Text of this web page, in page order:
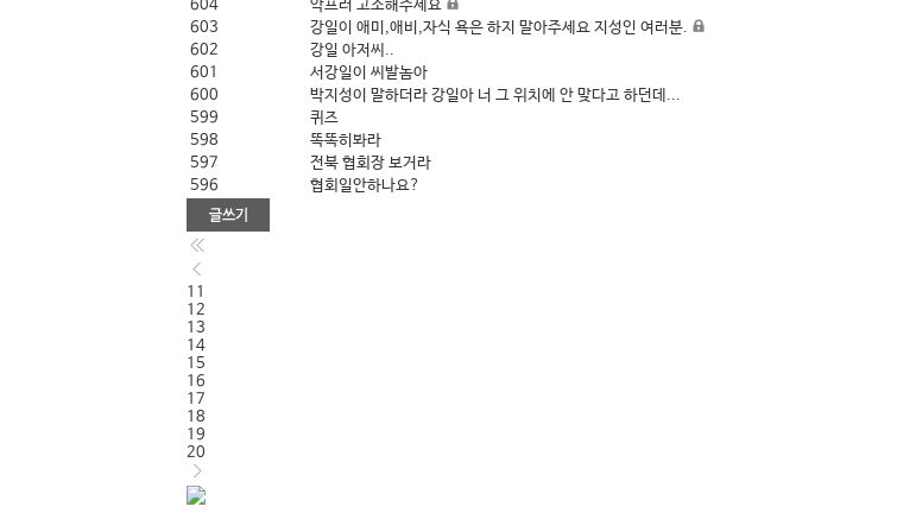
604
악프러 고소해주세요
603
강일이 애미,애비,자식 욕은 하지 말아주세요 지성인 여러분.
602
강일 아저씨..
601
서강일이 씨발놈아
600
박지성이 말하더라 강일아 너 그 위치에 안 맞다고 하던데...
599
퀴즈
598
똑똑히봐라
597
전북 협회장 보거라
596
협회일안하나요?
11
12
13
14
15
16
17
18
19
20